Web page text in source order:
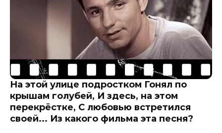
На этой улице подростком Гонял по
крышам голубей, И здесь, на этом
перекрёстке, С любовью встретился
своей... Из какого фильма эта песня?